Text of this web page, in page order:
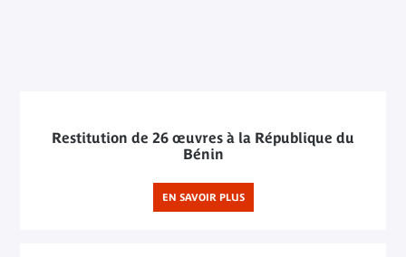
Restitution de 26 œuvres à la République du
Bénin
EN SAVOIR PLUS